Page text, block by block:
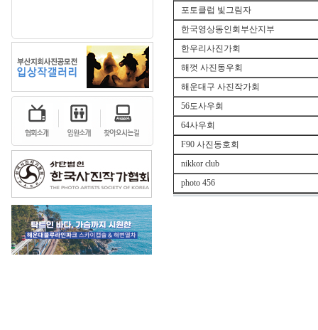
포토클럽 빛그림자
한국영상동인회부산지부
한우리사진가회
해껏 사진동우회
해운대구 사진작가회
56도사우회
64사우회
F90 사진동호회
nikkor club
photo 456